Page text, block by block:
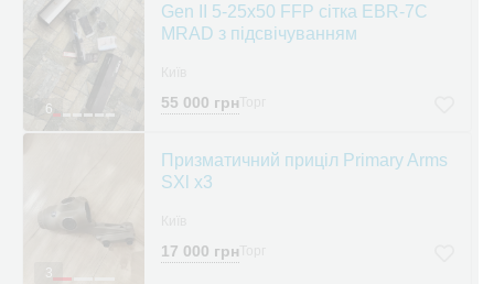
6
Gen II 5-25x50 FFP сітка EBR-7C
MRAD з підсвічуванням
55 000 грн
3
Призматичний приціл Primary Arms
SXl x3
17 000 грн